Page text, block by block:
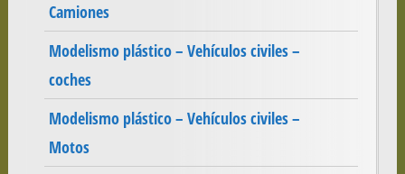
Camiones
Modelismo plástico – Vehículos civiles –
coches
Modelismo plástico – Vehículos civiles –
Motos